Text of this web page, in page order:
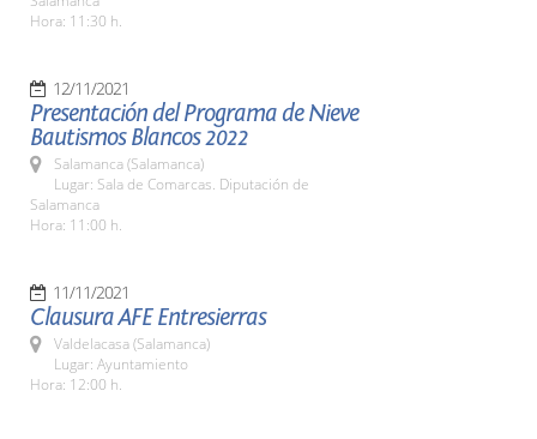
Hora: 11:30 h.
12/11/2021
Presentación del Programa de Nieve
Bautismos Blancos 2022
Salamanca (Salamanca)
Lugar: Sala de Comarcas. Diputación de
Salamanca
Hora: 11:00 h.
11/11/2021
Clausura AFE Entresierras
Valdelacasa (Salamanca)
Lugar: Ayuntamiento
Hora: 12:00 h.